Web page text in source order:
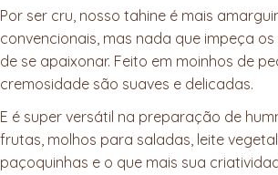
Por ser cru, nosso tahine é mais
convencionais, mas nada que impeça
de se apaixonar. Feito em moinhos de
cremosidade são suaves e delicadas.
E é super versátil na preparação de
frutas, molhos para saladas, leite
paçoquinhas e o que mais sua